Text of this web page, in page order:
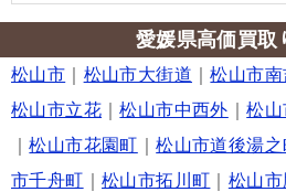
愛媛県高価買取
松山市 松山市大街道 ｜松山市南
松山市立花 ｜松山市中西外 ｜松山
｜松山市花園町 ｜松山市道後湯之
市千舟町
｜松山市拓川町 松山市